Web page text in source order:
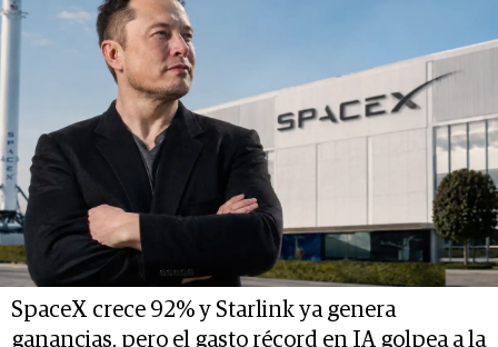
SpaceX crece 92% y Starlink ya genera
ganancias, pero el gasto récord en IA golpea a la